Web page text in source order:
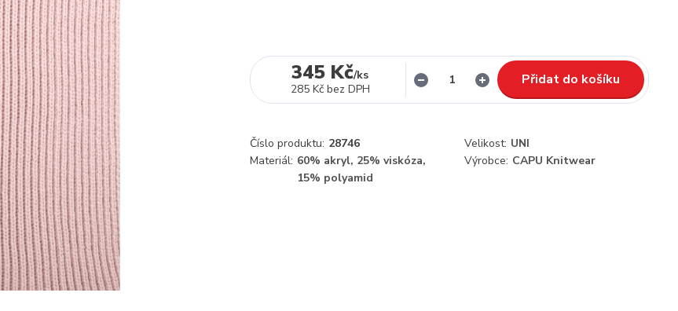
345 Kč/ks
285 Kč bez DPH
Přidat do košíku
Číslo produktu: 28746 Velikost: UNI
Materiál: 60% akryl, 25% viskóza,
15% polyamid
Výrobce: CAPU Knitwear